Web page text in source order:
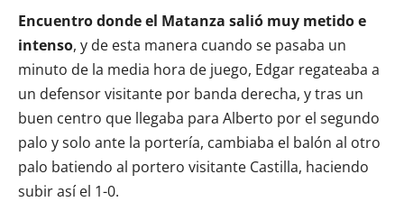
Encuentro donde el Matanza salió muy metido e
intenso, y de esta manera cuando se pasaba un
minuto de la media hora de juego, Edgar regateaba a
un defensor visitante por banda derecha, y tras un
buen centro que llegaba para Alberto por el segundo
palo y solo ante la portería, cambiaba el balón al otro
palo batiendo al portero visitante Castilla, haciendo
subir así el 1-0.